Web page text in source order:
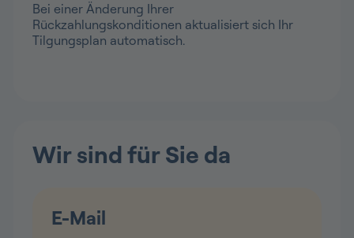
Bei einer Änderung Ihrer
Rückzahlungskonditionen aktualisiert sich Ihr
Tilgungsplan automatisch.
Wir sind für Sie da
E-Mail